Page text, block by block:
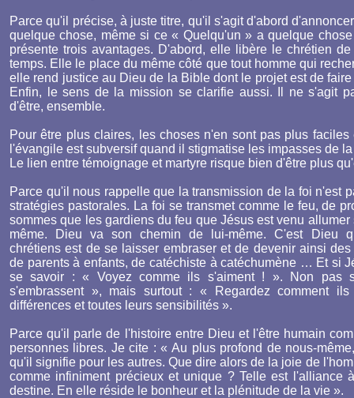
Parce qu'il précise, à juste titre, qu'il s'agit d'abord
quelque chose, même si ce « Quelqu'un » a quelque
présente trois avantages. D'abord, elle libère le chrétien
temps. Elle le place du même côté que tout homme qui
elle rend justice au Dieu de la Bible dont le projet est de
Enfin, le sens de la mission se clarifie aussi. Il ne s'agit
d'être, ensemble.
Pour être plus claires, les choses n'en sont pas plus
l'évangile est subversif quand il stigmatise les impasses de
Le lien entre témoignage et martyre risque bien d'être plus
Parce qu'il nous rappelle que la transmission de la foi n'est
stratégies pastorales. La foi se transmet comme le feu, de
sommes que les gardiens du feu que Jésus est venu
même. Dieu va son chemin de lui-même. C'est Dieu
chrétiens est de se laisser embraser et de devenir ainsi
de parents à enfants, de catéchiste à catéchumène … Et si
se savoir : « Voyez comme ils s'aiment ! ». Non pas
s'embrassent », mais surtout : « Regardez comment
différences et toutes leurs sensibilités ».
Parce qu'il parle de l'histoire entre Dieu et l'être humain
personnes libres. Je cite : « Au plus profond de nous-
qu'il signifie pour les autres. Que dire alors de la joie de
comme infiniment précieux et unique ? Telle est l'alliance
destine. En elle réside le bonheur et la plénitude de la vie ».